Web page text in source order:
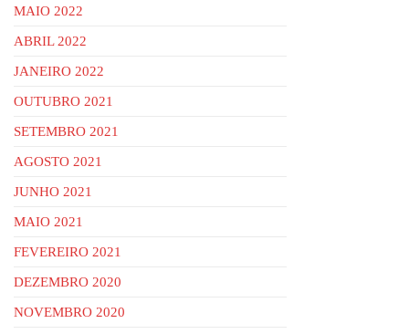
MAIO 2022
ABRIL 2022
JANEIRO 2022
OUTUBRO 2021
SETEMBRO 2021
AGOSTO 2021
JUNHO 2021
MAIO 2021
FEVEREIRO 2021
DEZEMBRO 2020
NOVEMBRO 2020